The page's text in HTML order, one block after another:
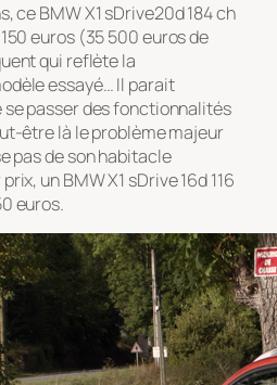
ce BMW X1 sDrive20d 184 ch
euros (35 500 euros de
qui reflète la
essayé… Il parait
passer des fonctionnalités
être là le problème majeur
pas de son habitacle
un BMW X1 sDrive 16d 116
euros.